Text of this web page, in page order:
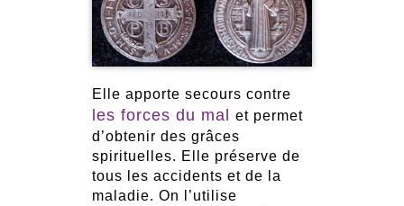
Elle apporte secours contre
les forces du mal et permet
d’obtenir des grâces
spirituelles. Elle préserve de
tous les accidents et de la
maladie. On l’utilise